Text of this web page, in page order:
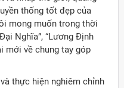
thống tốt đẹp của
mong muốn trong thời
Nghĩa”, “Lương Định
mới về chung tay góp
thực hiện nghiêm chỉnh